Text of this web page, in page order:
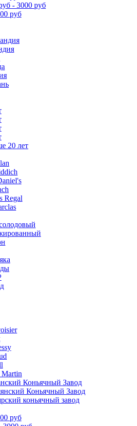
- 3000 руб
руб
20 лет
Regal
Коньячный Завод
Коньячный Завод
коньячный завод
руб